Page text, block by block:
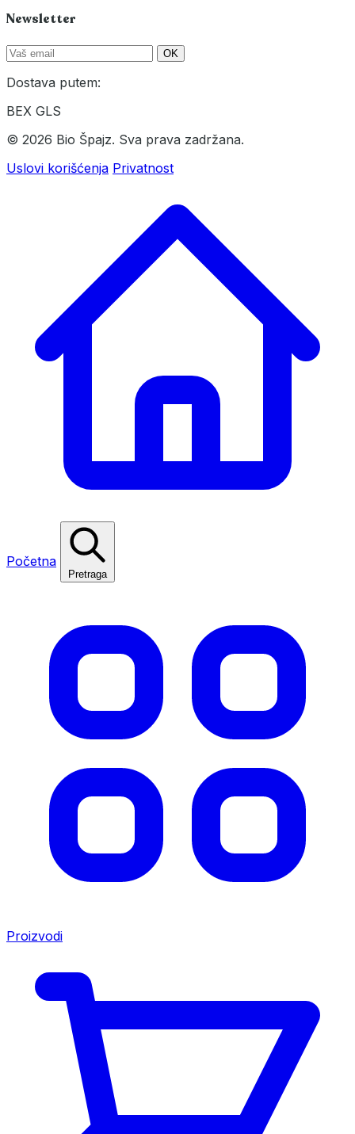
Newsletter
OK
Dostava putem:
BEX GLS
© 2026 Bio Špajz. Sva prava zadržana.
Uslovi korišćenja Privatnost
Početna
Pretraga
Proizvodi